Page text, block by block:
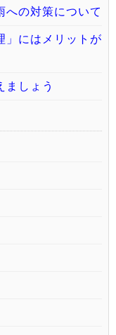
への対策について
」にはメリットが
ましょう